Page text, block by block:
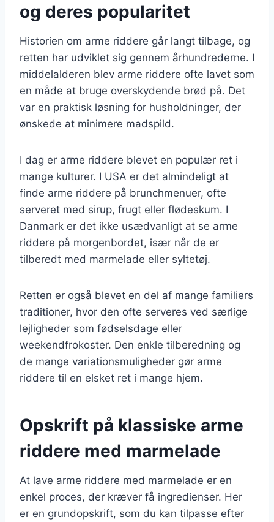
og deres popularitet
Historien om arme riddere går langt tilbage, og
retten har udviklet sig gennem århundrederne. I
middelalderen blev arme riddere ofte lavet som
en måde at bruge overskydende brød på. Det
var en praktisk løsning for husholdninger, der
ønskede at minimere madspild.
I dag er arme riddere blevet en populær ret i
mange kulturer. I USA er det almindeligt at
finde arme riddere på brunchmenuer, ofte
serveret med sirup, frugt eller flødeskum. I
Danmark er det ikke usædvanligt at se arme
riddere på morgenbordet, især når de er
tilberedt med marmelade eller syltetøj.
Retten er også blevet en del af mange familiers
traditioner, hvor den ofte serveres ved særlige
lejligheder som fødselsdage eller
weekendfrokoster. Den enkle tilberedning og
de mange variationsmuligheder gør arme
riddere til en elsket ret i mange hjem.
Opskrift på klassiske arme
riddere med marmelade
At lave arme riddere med marmelade er en
enkel proces, der kræver få ingredienser. Her
er en grundopskrift, som du kan tilpasse efter